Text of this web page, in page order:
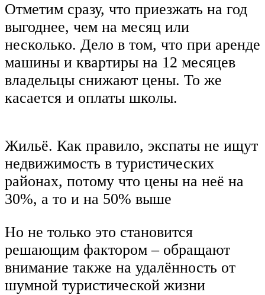
Отметим сразу, что приезжать на год
выгоднее, чем на месяц или
несколько. Дело в том, что при аренде
машины и квартиры на 12 месяцев
владельцы снижают цены. То же
касается и оплаты школы.
Жильё. Как правило, экспаты не ищут
недвижимость в туристических
районах, потому что цены на неё на
30%, а то и на 50% выше
Но не только это становится
решающим фактором – обращают
внимание также на удалённость от
шумной туристической жизни